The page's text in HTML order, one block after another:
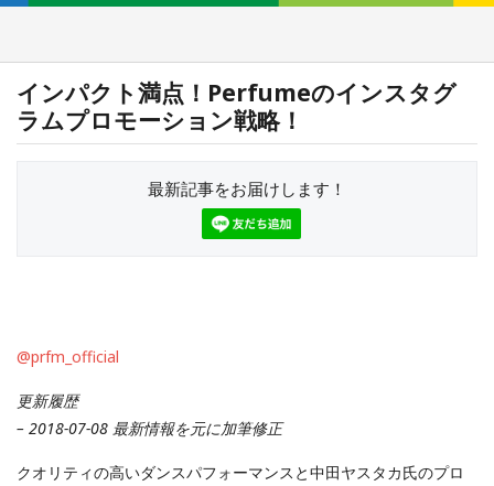
インパクト満点！Perfumeのインスタグ
ラムプロモーション戦略！
最新記事をお届けします！
@prfm_official
更新履歴
– 2018-07-08 最新情報を元に加筆修正
クオリティの高いダンスパフォーマンスと中田ヤスタカ氏のプロ